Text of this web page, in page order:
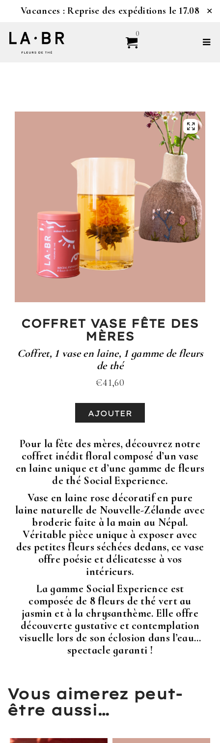
Vacances : Reprise des expéditions le 17.08 ✕
0
COFFRET VASE FÊTE DES
MÈRES
Coffret, 1 vase en laine, 1 gamme de fleurs
de thé
€41,60
AJOUTER
Pour la fête des mères, découvrez notre
coffret inédit floral composé d’un vase
en laine unique et d’une gamme de fleurs
de thé Social Experience.
Vase en laine rose décoratif en pure
laine naturelle de Nouvelle-Zélande avec
broderie faite à la main au Népal.
Véritable pièce unique à exposer avec
des petites fleurs séchées dedans, ce vase
offre poésie et délicatesse à vos
intérieurs.
La gamme Social Experience est
composée de 8 fleurs de thé vert au
jasmin et à la chrysanthème. Elle offre
découverte gustative et contemplation
visuelle lors de son éclosion dans l’eau…
spectacle garanti !
Vous aimerez peut-
être aussi…